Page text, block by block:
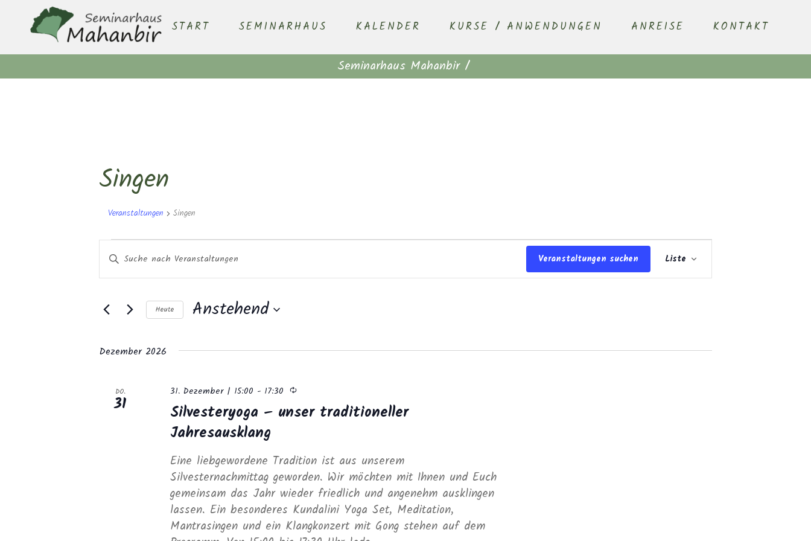
START SEMINARHAUS KALENDER KURSE / ANWENDUNGEN ANREISE KONTAKT
Seminarhaus Mahanbir/
Singen
Veranstaltungen Singen
Veranstaltungen
Veranstaltungen
Suche
Ansichten,
Bitte
Schlüsselwort
eingeben.
nach
Veranstaltungen
Veranstaltungen suchen Ansichten-
Liste
Heute Anstehend
Dezember 2026
DO.
31
Silvesteryoga – unser traditioneller
Jahresausklang
31. Dezember | 15:00 - 17:30 Wiederholung
Eine liebgewordene Tradition ist aus unserem
Silvesternachmittag geworden. Wir möchten mit Ihnen und Euch
gemeinsam das Jahr wieder friedlich und angenehm ausklingen
lassen. Ein besonderes Kundalini Yoga Set, Meditation,
Mantrasingen und ein Klangkonzert mit Gong stehen auf dem